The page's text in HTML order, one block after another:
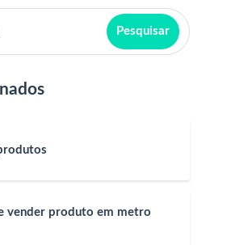
vender produto em metro